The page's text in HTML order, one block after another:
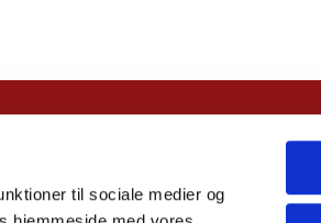
til sociale medier og